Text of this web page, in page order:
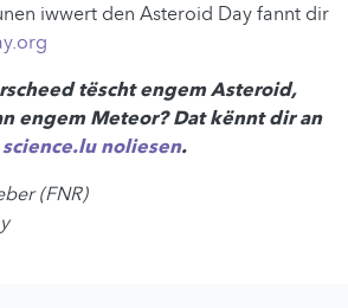
iwwert den Asteroid Day fannt dir
tëscht engem Asteroid,
engem Meteor? Dat kënnt dir an
noliesen.
(FNR)